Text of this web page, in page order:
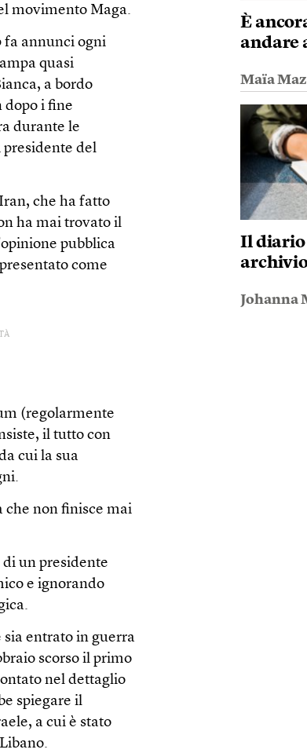
movimento Maga.
fa annunci ogni
quasi
a bordo
dopo i fine
durante le
presidente del
che ha fatto
ha mai trovato il
pubblica
come
(regolarmente
il tutto con
cui la sua
che non finisce mai
un presidente
e ignorando
entrato in guerra
scorso il primo
nel dettaglio
spiegare il
a cui è stato
È
andare
Maïa
Il diario
Johanna